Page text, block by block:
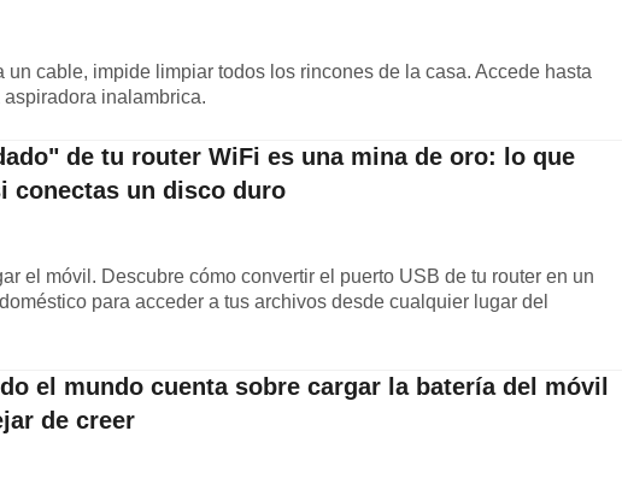
un cable, impide limpiar todos los rincones de la casa. Accede hasta
inalambrica.
de tu router WiFi es una mina de oro: lo que
conectas un disco duro
el móvil. Descubre cómo convertir el puerto USB de tu router en un
para acceder a tus archivos desde cualquier lugar del
el mundo cuenta sobre cargar la batería del móvil
de creer